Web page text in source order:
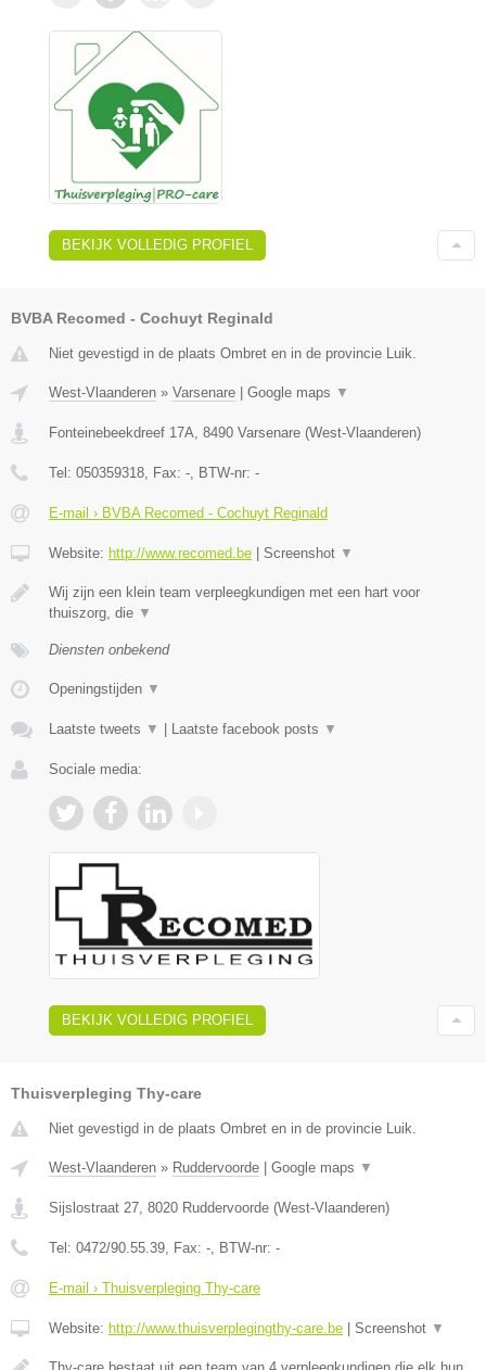
BEKIJK VOLLEDIG PROFIEL
BVBA Recomed - Cochuyt Reginald
Niet gevestigd in de plaats Ombret en in de provincie Luik.
West-Vlaanderen » Varsenare | Google maps ▼
Fonteinebeekdreef 17A 8490 Varsenare (West-Vlaanderen)
Tel: 050359318 , Fax: - , BTW-nr: -
E-mail › BVBA Recomed - Cochuyt Reginald
Website: http://www.recomed.be | Screenshot ▼
Wij zijn een klein team verpleegkundigen met een hart voor
thuiszorg, die ▼
Diensten onbekend
Openingstijden ▼
Laatste tweets ▼ | Laatste facebook posts ▼
Sociale media:
BEKIJK VOLLEDIG PROFIEL
Thuisverpleging Thy-care
Niet gevestigd in de plaats Ombret en in de provincie Luik.
West-Vlaanderen » Ruddervoorde | Google maps ▼
Sijslostraat 27 8020 Ruddervoorde (West-Vlaanderen)
Tel: 0472/90.55.39 , Fax: - , BTW-nr: -
E-mail › Thuisverpleging Thy-care
Website: http://www.thuisverplegingthy-care.be | Screenshot ▼